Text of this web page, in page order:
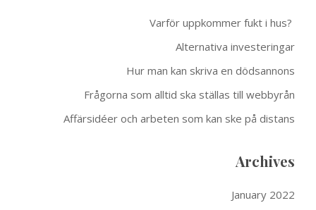
Varför uppkommer fukt i hus?
Alternativa investeringar
Hur man kan skriva en dödsannons
Frågorna som alltid ska ställas till webbyrån
Affärsidéer och arbeten som kan ske på distans
Archives
January 2022